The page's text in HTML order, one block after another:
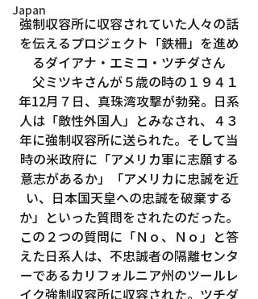
Japan
強制収容所に収容されていた人々の話
を伝えるプロジェクト「鉄柵」を進め
るダイアナ・エミコ・ツチダさん
父ミツキさんが５歳の時の１９４１
年12月７日、真珠湾攻撃が勃発。日系
人は「敵性外国人」とみなされ、４３
年に強制収容所に送られた。そして当
時の米政府に「アメリカ軍に志願する
意志があるか」「アメリカに忠誠を近
い、日本国天皇への忠誠を破棄する
か」といった質問をされたのだった。
この２つの質問に「Ｎｏ、Ｎｏ」と答
えた日系人は、不忠誠者の隔離センタ
ーであるカリフォルニア州のツールレ
イク強制収容所に収容された。ツチダ